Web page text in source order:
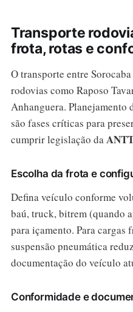
Transporte
frota, rotas e
O transporte entre
rodovias como Raposo
Anhanguera. Planejamento
são fases críticas para
cumprir legislação da
Escolha da frota e
Defina veículo conforme
baú, truck, bitrem (quando
para içamento. Para cargas
suspensão pneumática
documentação do veículo
Conformidade e